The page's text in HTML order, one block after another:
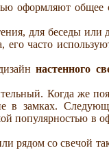
оформляют
для беседы или
его часто
настенного
Когда же
в замках.
популярностью в
рядом со свечой